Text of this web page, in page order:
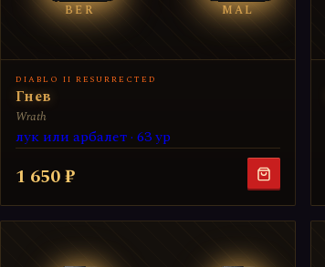
BER MAL
DIABLO II RESURRECTED
Гнев
Wrath
лук или арбалет · 63 ур
1 650 ₽